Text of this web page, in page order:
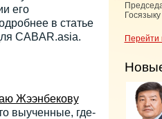
его
в статье
CABAR.asia.
Жээнбекову
выученные, где-
Госязыку